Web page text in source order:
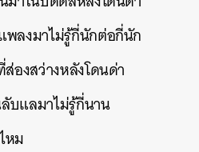
ลงมาไม่รู้กี่นักต่อกี่นัก
องสว่างหลังโดนด่า
บแลมาไม่รู้กี่นาน
หม